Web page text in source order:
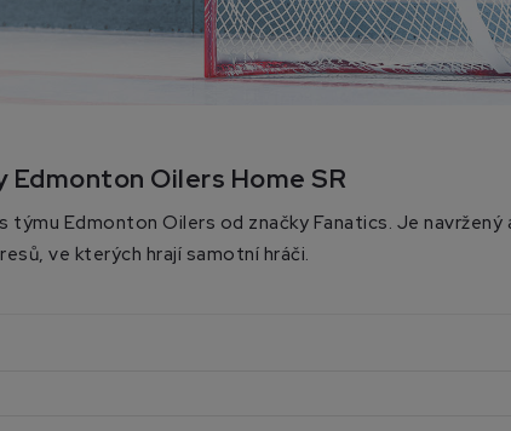
Edmonton Oilers Home SR
týmu Edmonton Oilers od značky Fanatics. Je navržený
ve kterých hrají samotní hráči.